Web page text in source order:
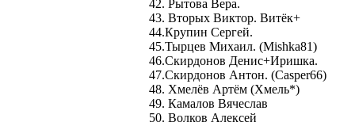
42. Рытова Вера.
43. Вторых Виктор. Витёк+
44.Крупин Сергей.
45.Тырцев Михаил. (Mishka81)
46.Скирдонов Денис+Иришка.
47.Скирдонов Антон. (Сasper66)
48. Хмелёв Артём (Хмель*)
49. Камалов Вячеслав
50. Волков Алексей